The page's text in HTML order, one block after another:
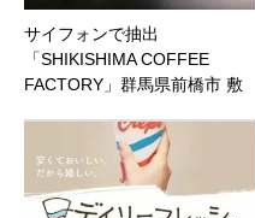
サイフォンで抽出
「SHIKISHIMA COFFEE
FACTORY」群馬県前橋市 敷